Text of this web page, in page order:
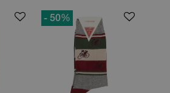
- 50%